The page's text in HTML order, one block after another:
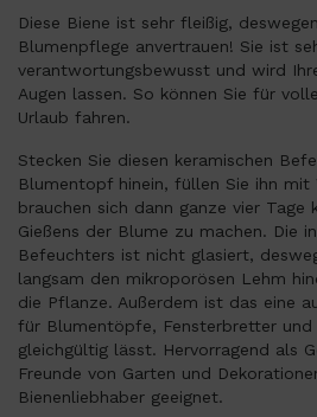
Diese Biene ist sehr fleißig,
Blumenpflege anvertrauen! Sie ist
verantwortungsbewusst und wird
Augen lassen. So können Sie für
Urlaub fahren.
Stecken Sie diesen keramischen
Blumentopf hinein, füllen Sie ihn mit
brauchen sich dann ganze vier Tage
Gießens der Blume zu machen. Die
Befeuchters ist nicht glasiert,
langsam den mikroporösen Lehm
die Pflanze. Außerdem ist das eine
für Blumentöpfe, Fensterbretter und
gleichgültig lässt. Hervorragend als
Freunde von Garten und
Bienenliebhaber geeignet.